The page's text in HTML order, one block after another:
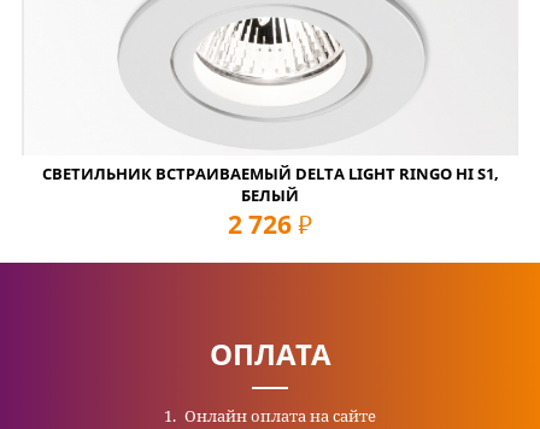
СВЕТИЛЬНИК ВСТРАИВАЕМЫЙ DELTA LIGHT RINGO HI S1,
БЕЛЫЙ
2 726 руб
ОПЛАТА
Онлайн оплата на сайте